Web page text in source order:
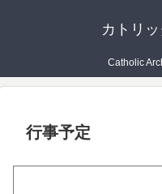
カトリ
Catholic
行事予定